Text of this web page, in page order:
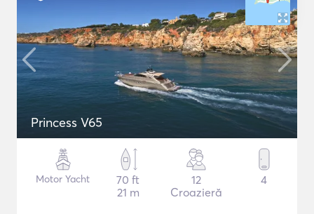
Princess V65
Motor Yacht
70 ft
21 m
12
Croazieră
4